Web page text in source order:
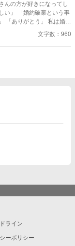
んの方が好きになってし
いう事
文字数：960
ライン
ーポリシー